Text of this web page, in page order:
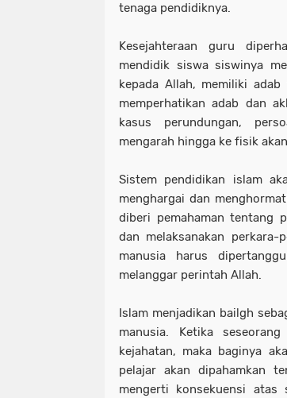
tenaga pendidiknya.
Kesejahteraan guru
mendidik siswa siswinya
kepada Allah, memiliki
memperhatikan adab dan
kasus perundungan,
mengarah hingga ke fisik
Sistem pendidikan islam
menghargai dan
diberi pemahaman tentang
dan melaksanakan perkara-
manusia harus
melanggar perintah Allah.
Islam menjadikan bailgh
manusia. Ketika
kejahatan, maka baginya
pelajar akan dipahamkan
mengerti konsekuensi atas